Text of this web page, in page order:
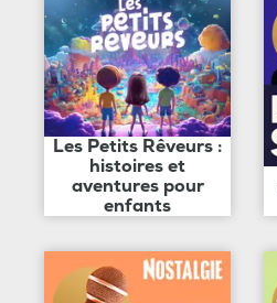
Les Petits Rêveurs :
histoires et
aventures pour
enfants